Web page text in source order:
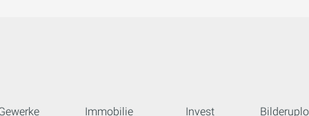
Immobilie Invest